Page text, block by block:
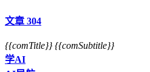
文章 304
{{comTitle}} {{comSubtitle}}
学AI